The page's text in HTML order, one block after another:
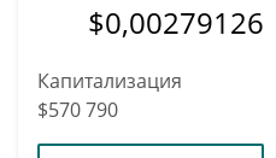
$0,00279126
Капитализация
$570 790